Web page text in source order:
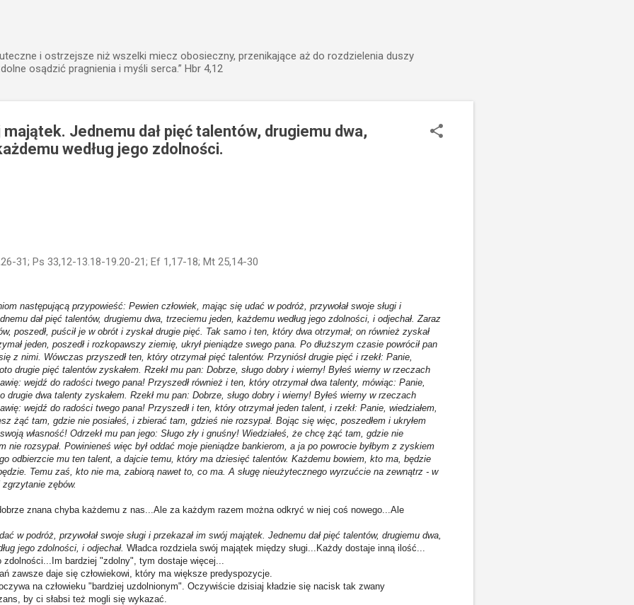
i ostrzejsze niż wszelki miecz obosieczny, przenikające aż do rozdzielenia duszy
osądzić pragnienia i myśli serca.” Hbr 4,12
Jednemu dał pięć talentów, drugiemu dwa,
według jego zdolności.
31; Ps 33,12-13.18-19.20-21; Ef 1,17-18; Mt 25,14-30
następującą przypowieść: Pewien człowiek, mając się udać w podróż, przywołał swoje sługi i
dał pięć talentów, drugiemu dwa, trzeciemu jeden, każdemu według jego zdolności, i odjechał. Zaraz
poszedł, puścił je w obrót i zyskał drugie pięć. Tak samo i ten, który dwa otrzymał; on również zyskał
jeden, poszedł i rozkopawszy ziemię, ukrył pieniądze swego pana. Po dłuższym czasie powrócił pan
z nimi. Wówczas przyszedł ten, który otrzymał pięć talentów. Przyniósł drugie pięć i rzekł: Panie,
drugie pięć talentów zyskałem. Rzekł mu pan: Dobrze, sługo dobry i wierny! Byłeś wierny w rzeczach
wejdź do radości twego pana! Przyszedł również i ten, który otrzymał dwa talenty, mówiąc: Panie,
drugie dwa talenty zyskałem. Rzekł mu pan: Dobrze, sługo dobry i wierny! Byłeś wierny w rzeczach
wejdź do radości twego pana! Przyszedł i ten, który otrzymał jeden talent, i rzekł: Panie, wiedziałem,
żąć tam, gdzie nie posiałeś, i zbierać tam, gdzieś nie rozsypał. Bojąc się więc, poszedłem i ukryłem
własność! Odrzekł mu pan jego: Sługo zły i gnuśny! Wiedziałeś, że chcę żąć tam, gdzie nie
nie rozsypał. Powinieneś więc był oddać moje pieniądze bankierom, a ja po powrocie byłbym z zyskiem
odbierzcie mu ten talent, a dajcie temu, który ma dziesięć talentów. Każdemu bowiem, kto ma, będzie
Temu zaś, kto nie ma, zabiorą nawet to, co ma. A sługę nieużytecznego wyrzućcie na zewnątrz - w
zębów.
znana chyba każdemu z nas...Ale za każdym razem można odkryć w niej coś nowego...Ale
w podróż, przywołał swoje sługi i przekazał im swój majątek. Jednemu dał pięć talentów, drugiemu dwa,
jego zdolności, i odjechał. Władca rozdziela swój majątek między sługi...Każdy dostaje inną ilość...
zdolności...Im bardziej "zdolny", tym dostaje więcej...
zawsze daje się człowiekowi, który ma większe predyspozycje.
na człowieku "bardziej uzdolnionym". Oczywiście dzisiaj kładzie się nacisk tak zwany
by ci słabsi też mogli się wykazać.